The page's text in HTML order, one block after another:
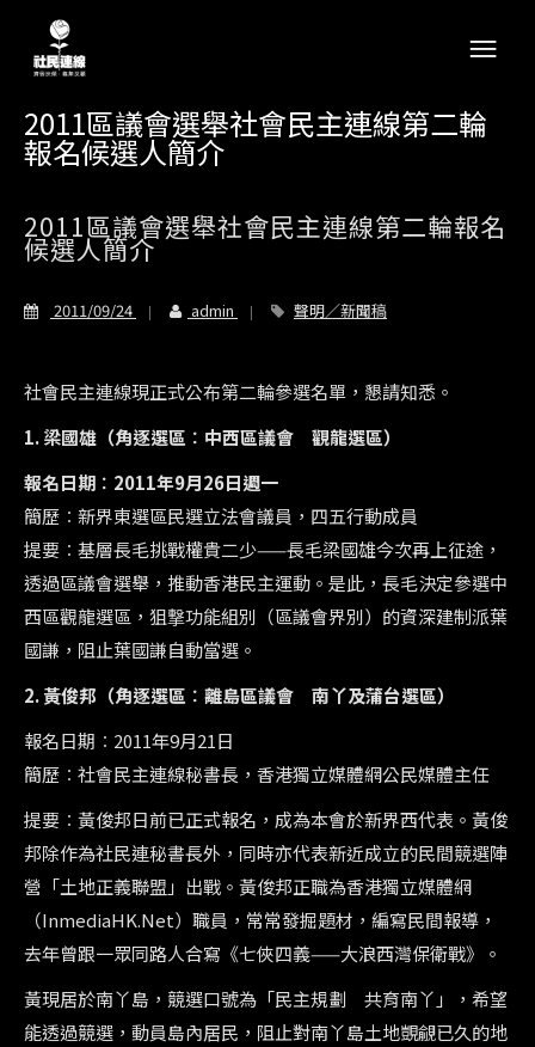
2011區議會選舉社會民主連線第二輪
報名候選人簡介
2011區議會選舉社會民主連線第二輪報名
候選人簡介
2011/09/24 admin 聲明／新聞稿
社會民主連線現正式公布第二輪參選名單，懇請知悉。
1. 梁國雄（角逐選區︰中西區議會 觀龍選區）
報名日期︰2011年9月26日週一
簡歷︰新界東選區民選立法會議員，四五行動成員
提要︰基層長毛挑戰權貴二少——長毛梁國雄今次再上征途，
透過區議會選舉，推動香港民主運動。是此，長毛決定參選中
西區觀龍選區，狙撃功能組別（區議會界別）的資深建制派葉
國謙，阻止葉國謙自動當選。
2. 黃俊邦（角逐選區︰離島區議會 南丫及蒲台選區）
報名日期︰2011年9月21日
簡歷︰社會民主連線秘書長，香港獨立媒體網公民媒體主任
提要︰黃俊邦日前已正式報名，成為本會於新界西代表。黃俊
邦除作為社民連秘書長外，同時亦代表新近成立的民間競選陣
營「土地正義聯盟」出戰。黃俊邦正職為香港獨立媒體網
（InmediaHK.Net）職員，常常發掘題材，編寫民間報導，
去年曾跟一眾同路人合寫《七俠四義——大浪西灣保衛戰》。
黃現居於南丫島，競選口號為「民主規劃 共育南丫」，希望
能透過競選，動員島內居民，阻止對南丫島土地覬覦已久的地